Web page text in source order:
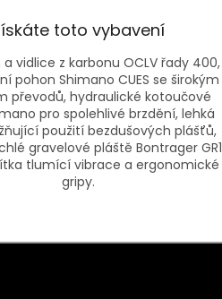
toto vybavení
vidlice z karbonu OCLV řady 400,
pohon Shimano CUES se širokým
převodů, hydraulické kotoučové
pro spolehlivé brzdění, lehká
použití bezdušových plášťů,
gravelové pláště Bontrager GR1
tlumící vibrace a ergonomické
gripy.